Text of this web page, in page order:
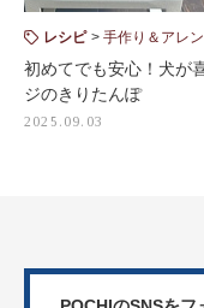
レシピ 手作り＆アレ
初めてでも安心！犬が
ジのきりたんぽ
2025.09.03